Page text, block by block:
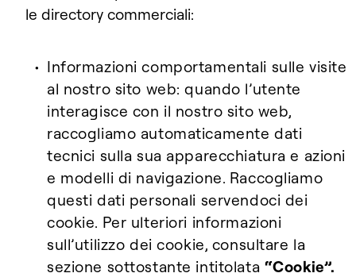
le directory commerciali:
Informazioni comportamentali sulle visite
al nostro sito web: quando l’utente
interagisce con il nostro sito web,
raccogliamo automaticamente dati
tecnici sulla sua apparecchiatura e azioni
e modelli di navigazione. Raccogliamo
questi dati personali servendoci dei
cookie. Per ulteriori informazioni
sull’utilizzo dei cookie, consultare la
sezione sottostante intitolata “Cookie”.